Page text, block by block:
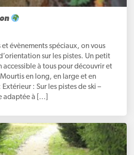
et évènements spéciaux, on vous
sur les pistes. Un petit
accessible à tous pour découvrir et
en long, en large et en
: Sur les pistes de ski –
adaptée à […]